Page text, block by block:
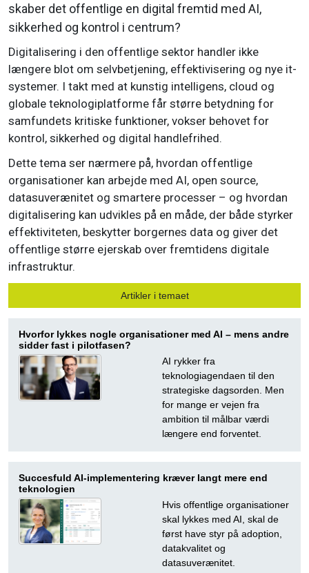
skaber det offentlige en digital fremtid med AI,
sikkerhed og kontrol i centrum?
Digitalisering i den offentlige sektor handler ikke
længere blot om selvbetjening, effektivisering og nye it-
systemer. I takt med at kunstig intelligens, cloud og
globale teknologiplatforme får større betydning for
samfundets kritiske funktioner, vokser behovet for
kontrol, sikkerhed og digital handlefrihed.
Dette tema ser nærmere på, hvordan offentlige
organisationer kan arbejde med AI, open source,
datasuverænitet og smartere processer – og hvordan
digitalisering kan udvikles på en måde, der både styrker
effektiviteten, beskytter borgernes data og giver det
offentlige større ejerskab over fremtidens digitale
infrastruktur.
Artikler i temaet
Hvorfor lykkes nogle organisationer med AI – mens andre
sidder fast i pilotfasen?
AI rykker fra
teknologiagendaen til den
strategiske dagsorden. Men
for mange er vejen fra
ambition til målbar værdi
længere end forventet.
Succesfuld AI-implementering kræver langt mere end
teknologien
Hvis offentlige organisationer
skal lykkes med AI, skal de
først have styr på adoption,
datakvalitet og
datasuverænitet.